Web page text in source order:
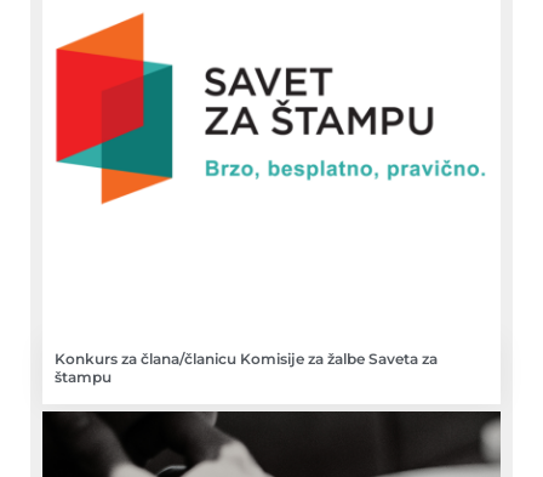
Konkurs za člana/članicu Komisije za žalbe Saveta za
štampu